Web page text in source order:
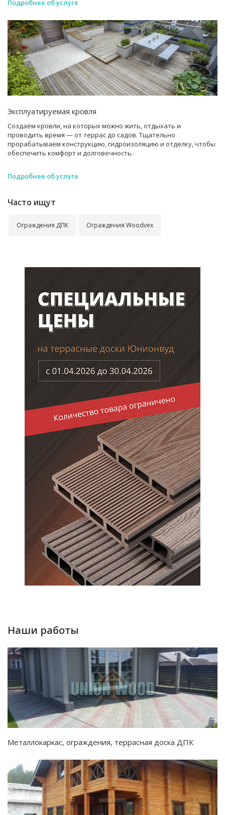
Подробнее об услуге
Эксплуатируемая кровля
Создаём кровли, на которых можно жить, отдыхать и
проводить время — от террас до садов. Тщательно
прорабатываем конструкцию, гидроизоляцию и отделку, чтобы
обеспечить комфорт и долговечность.
Подробнее об услуге
Часто ищут
Ограждения ДПК Ограждения Woodvex
Наши работы
Металлокаркас, ограждения, террасная доска ДПК